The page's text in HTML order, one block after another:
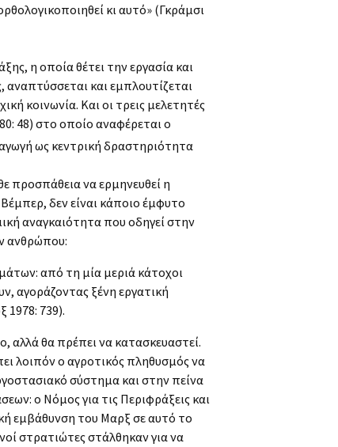
κι αυτό» (Γκράμσι
η οποία θέτει την εργασία και
και εμπλουτίζεται
κοινωνία. Και οι τρεις μελετητές
48) στο οποίο αναφέρεται ο
ως κεντρική δραστηριότητα
προσπάθεια να ερμηνευθεί η
δεν είναι κάποιο έμφυτο
αναγκαιότητα που οδηγεί στην
ανθρώπου:
από τη μία μεριά κάτοχοι
αγοράζοντας ξένη εργατική
1978: 739).
αλλά θα πρέπει να κατασκευαστεί.
λοιπόν ο αγροτικός πληθυσμός να
σύστημα και στην πείνα
ο Νόμος για τις Περιφράξεις και
εμβάθυνση του Μαρξ σε αυτό το
στρατιώτες στάλθηκαν για να